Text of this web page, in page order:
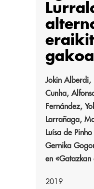
Jokin Alberdi,
Cunha,
Fernández,
Larrañaga,
Luísa de
Gernika
en «Gatazkan
2019